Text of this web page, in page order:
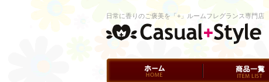
日常に香りのご褒美を「+」ルームフレグランス専門店